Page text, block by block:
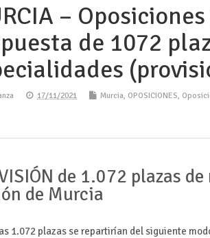
–
de 1072
17/11/2021 Murcia, OPOSICIONES,
de 1.072 plazas
de Murcia
1.072 plazas se repartirían del siguiente